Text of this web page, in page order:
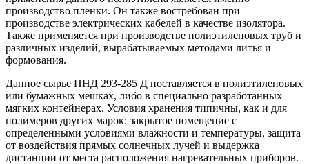
производство пленки. Он также востребован при
производстве электрических кабелей в качестве изолятора.
Также применяется при производстве полиэтиленовых труб и
различных изделий, вырабатываемых методами литья и
формования.
Данное сырье ПНД 293-285 Д поставляется в полиэтиленовых
или бумажных мешках, либо в специально разработанных
мягких контейнерах. Условия хранения типичны, как и для
полимеров других марок: закрытое помещение с
определенными условиями влажности и температуры, защита
от воздействия прямых солнечных лучей и выдержка
дистанции от места расположения нагревательных приборов.